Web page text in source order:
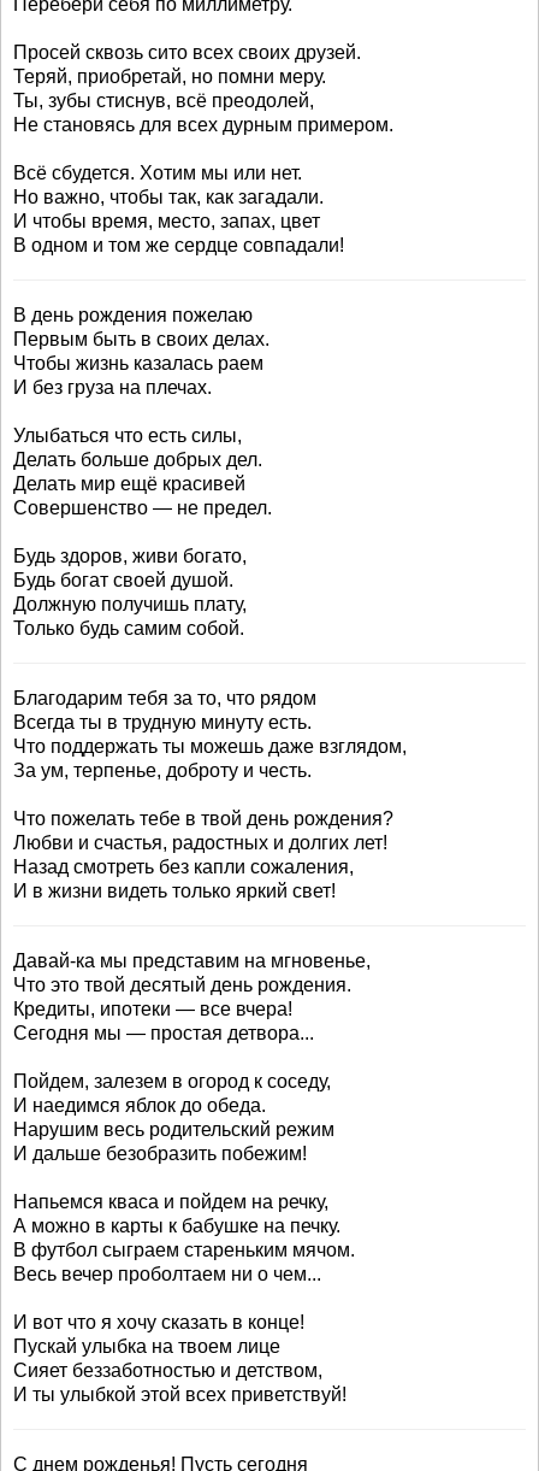
Перебери себя по миллиметру.
Просей сквозь сито всех своих друзей.
Теряй, приобретай, но помни меру.
Ты, зубы стиснув, всё преодолей,
Не становясь для всех дурным примером.
Всё сбудется. Хотим мы или нет.
Но важно, чтобы так, как загадали.
И чтобы время, место, запах, цвет
В одном и том же сердце совпадали!
В день рождения пожелаю
Первым быть в своих делах.
Чтобы жизнь казалась раем
И без груза на плечах.
Улыбаться что есть силы,
Делать больше добрых дел.
Делать мир ещё красивей
Совершенство — не предел.
Будь здоров, живи богато,
Будь богат своей душой.
Должную получишь плату,
Только будь самим собой.
Благодарим тебя за то, что рядом
Всегда ты в трудную минуту есть.
Что поддержать ты можешь даже взглядом,
За ум, терпенье, доброту и честь.
Что пожелать тебе в твой день рождения?
Любви и счастья, радостных и долгих лет!
Назад смотреть без капли сожаления,
И в жизни видеть только яркий свет!
Давай-ка мы представим на мгновенье,
Что это твой десятый день рождения.
Кредиты, ипотеки — все вчера!
Сегодня мы — простая детвора...
Пойдем, залезем в огород к соседу,
И наедимся яблок до обеда.
Нарушим весь родительский режим
И дальше безобразить побежим!
Напьемся кваса и пойдем на речку,
А можно в карты к бабушке на печку.
В футбол сыграем стареньким мячом.
Весь вечер проболтаем ни о чем...
И вот что я хочу сказать в конце!
Пускай улыбка на твоем лице
Сияет беззаботностью и детством,
И ты улыбкой этой всех приветствуй!
С днем рожденья! Пусть сегодня